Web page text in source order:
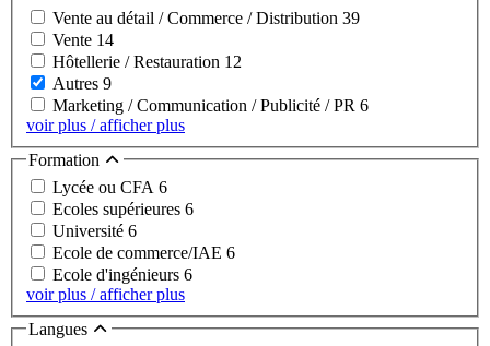
Vente au détail / Commerce / Distribution 39
Vente 14
Hôtellerie / Restauration 12
Autres 9
Marketing / Communication / Publicité / PR 6
voir plus / afficher plus
Formation
Lycée ou CFA 6
Ecoles supérieures 6
Université 6
Ecole de commerce/IAE 6
Ecole d'ingénieurs 6
voir plus / afficher plus
Langues